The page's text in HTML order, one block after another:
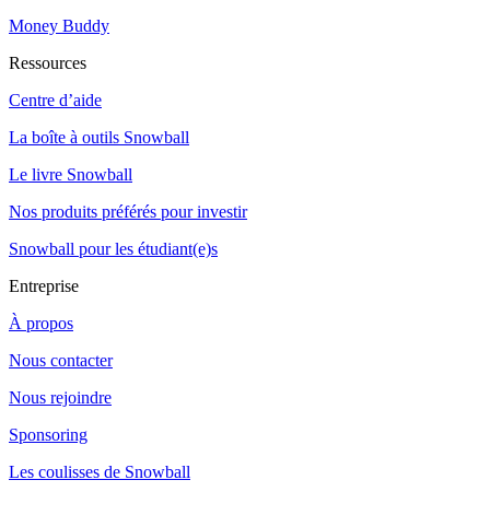
Money Buddy
Ressources
Centre d’aide
La boîte à outils Snowball
Le livre Snowball
Nos produits préférés pour investir
Snowball pour les étudiant(e)s
Entreprise
À propos
Nous contacter
Nous rejoindre
Sponsoring
Les coulisses de Snowball